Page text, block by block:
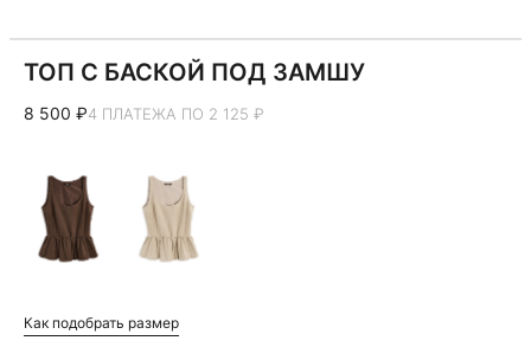
ТОП С БАСКОЙ ПОД ЗАМШУ
8 500 ₽4 ПЛАТЕЖА ПО 2 125 ₽
Как подобрать размер